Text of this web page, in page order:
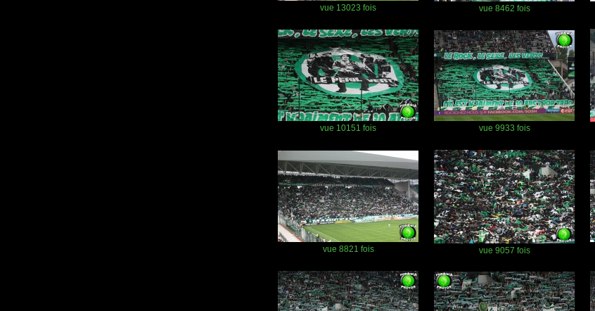
vue 13023 fois vue 8462 fois
vue 10151 fois vue 9933 fois
vue 8821 fois vue 9057 fois